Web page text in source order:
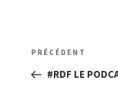
Navigation
l’article
Article
précédent
PRÉCÉDENT
#RDF LE